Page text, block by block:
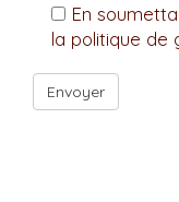
En
la politique de